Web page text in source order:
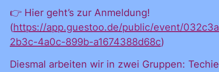
👉 Hier geht’s zur Anmeldung!
(https://app.guestoo.de/public/event/
2b3c-4a0c-899b-a1674388d68c)
Diesmal arbeiten wir in zwei Gruppen: